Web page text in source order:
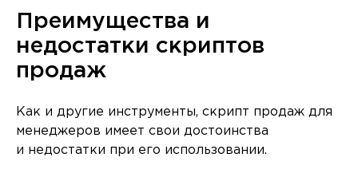
Преимущества и
недостатки скриптов
продаж
Как и другие инструменты, скрипт продаж для
менеджеров имеет свои достоинства
и недостатки при его использовании.